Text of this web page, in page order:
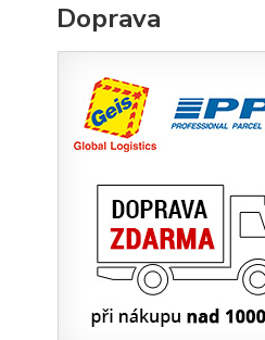
Doprava